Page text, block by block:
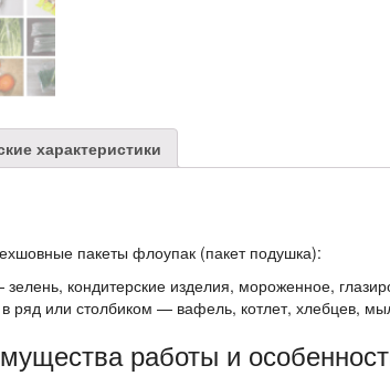
характеристики
пакеты флоупак (пакет подушка):
кондитерские изделия, мороженное,
в ряд или столбиком — вафель, котлет, хлебцев,
работы и